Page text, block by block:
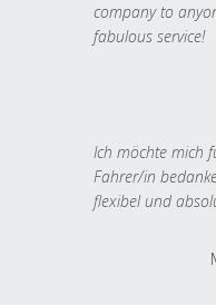
company to
fabulous service!
Ich möchte mich
Fahrer/in
flexibel und